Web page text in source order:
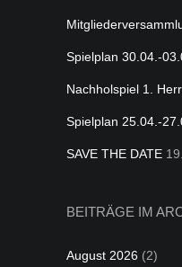
Spielplan 30.04.-
Nachholspiel 1.
Spielplan 25.04.-
SAVE THE DATE
BEITRÄGE IM
August 2026 (2)